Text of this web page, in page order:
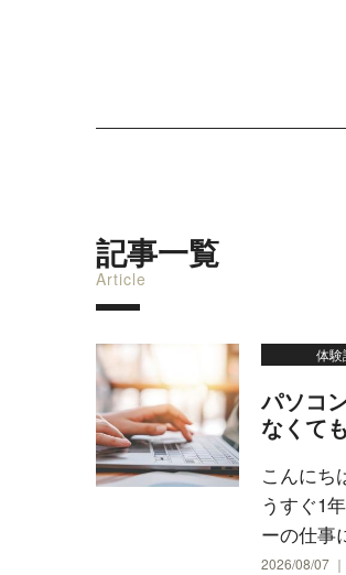
記事一覧
Article
体験
パソコ
なくて
こんにち
うすぐ1
ーの仕事
2026/08/07